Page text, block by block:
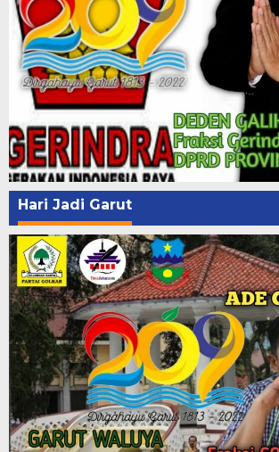
Hari Jadi Garut